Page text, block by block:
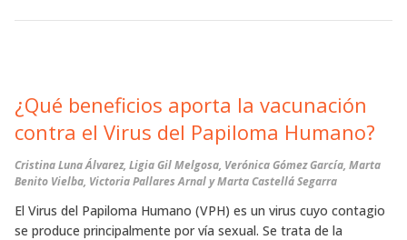
¿Qué beneficios aporta la vacunación
contra el Virus del Papiloma Humano?
Cristina Luna Álvarez, Ligia Gil Melgosa, Verónica Gómez García, Marta
Benito Vielba, Victoria Pallares Arnal y Marta Castellá Segarra
El Virus del Papiloma Humano (VPH) es un virus cuyo contagio
se produce principalmente por vía sexual. Se trata de la